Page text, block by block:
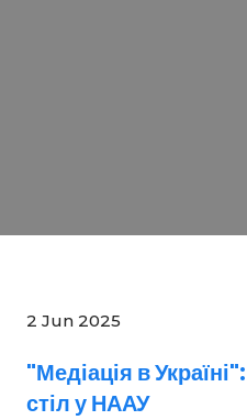
2 Jun 2025
"Медіація в
стіл у НААУ